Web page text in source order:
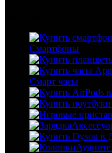
Смартфоны
Смарт часы